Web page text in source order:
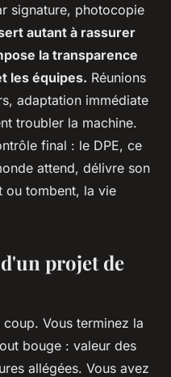
signature, photocopie
autant à rassurer
la transparence
les équipes. Réunions
adaptation immédiate
troubler la machine.
final : le DPE, ce
attend, délivre son
ou tombent, la vie
projet de
Vous terminez la
bouge : valeur des
allégées. Vous avez